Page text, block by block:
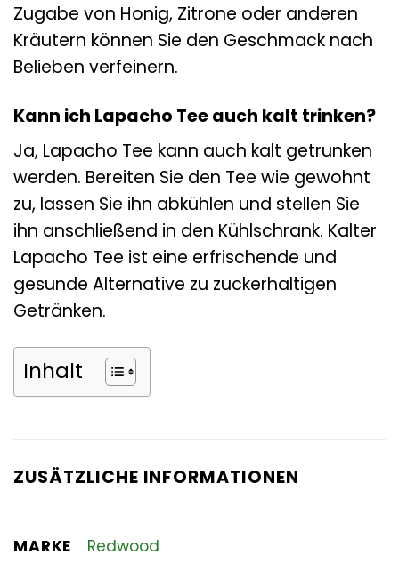
Zugabe von Honig, Zitrone oder anderen
Kräutern können Sie den Geschmack nach
Belieben verfeinern.
Kann ich Lapacho Tee auch kalt trinken?
Ja, Lapacho Tee kann auch kalt getrunken
werden. Bereiten Sie den Tee wie gewohnt
zu, lassen Sie ihn abkühlen und stellen Sie
ihn anschließend in den Kühlschrank. Kalter
Lapacho Tee ist eine erfrischende und
gesunde Alternative zu zuckerhaltigen
Getränken.
Inhalt
ZUSÄTZLICHE INFORMATIONEN
MARKE Redwood